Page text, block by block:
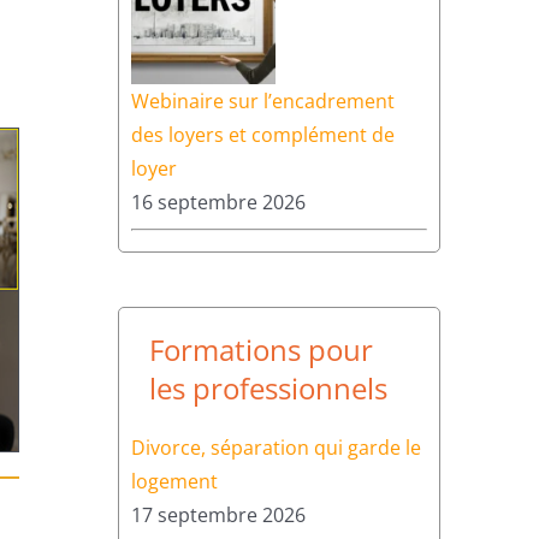
Webinaire sur l’encadrement
des loyers et complément de
loyer
16 septembre 2026
Formations pour
les professionnels
Divorce, séparation qui garde le
logement
17 septembre 2026